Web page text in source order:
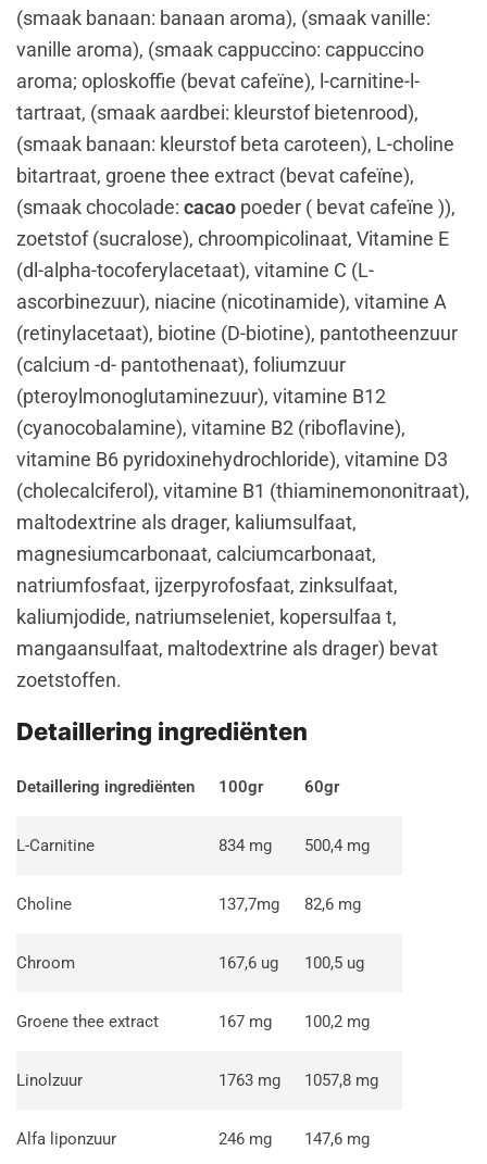
(smaak banaan: banaan aroma), (smaak vanille:
vanille aroma), (smaak cappuccino: cappuccino
aroma; oploskoffie (bevat cafeïne), l-carnitine-l-
tartraat, (smaak aardbei: kleurstof bietenrood),
(smaak banaan: kleurstof beta caroteen), L-choline
bitartraat, groene thee extract (bevat cafeïne),
(smaak chocolade: cacao poeder ( bevat cafeïne )),
zoetstof (sucralose), chroompicolinaat, Vitamine E
(dl-alpha-tocoferylacetaat), vitamine C (L-
ascorbinezuur), niacine (nicotinamide), vitamine A
(retinylacetaat), biotine (D-biotine), pantotheenzuur
(calcium -d- pantothenaat), foliumzuur
(pteroylmonoglutaminezuur), vitamine B12
(cyanocobalamine), vitamine B2 (riboflavine),
vitamine B6 pyridoxinehydrochloride), vitamine D3
(cholecalciferol), vitamine B1 (thiaminemononitraat),
maltodextrine als drager, kaliumsulfaat,
magnesiumcarbonaat, calciumcarbonaat,
natriumfosfaat, ijzerpyrofosfaat, zinksulfaat,
kaliumjodide, natriumseleniet, kopersulfaa t,
mangaansulfaat, maltodextrine als drager) bevat
zoetstoffen.
Detaillering ingrediënten
Detaillering ingrediënten 100gr 60gr
L-Carnitine 834 mg 500,4 mg
Choline 137,7mg 82,6 mg
Chroom 167,6 ug 100,5 ug
Groene thee extract 167 mg 100,2 mg
Linolzuur 1763 mg 1057,8 mg
Alfa liponzuur 246 mg 147,6 mg